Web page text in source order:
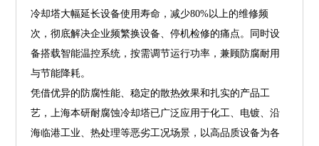
冷却塔大幅延长设备使用寿命，减少80%以上的维修频
次，彻底解决企业频繁换设备、停机检修的痛点。同时设
备搭载智能温控系统，按需调节运行功率，兼顾防腐耐用
与节能降耗。
凭借优异的防腐性能、稳定的散热效果和扎实的产品工
艺，上海本研耐腐蚀冷却塔已广泛应用于化工、电镀、沿
海临港工业、热处理等恶劣工况场景，以高品质设备为各